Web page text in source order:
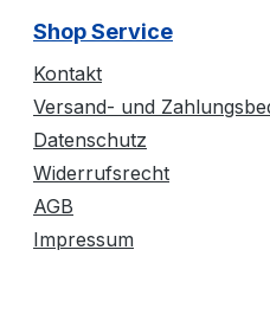
Shop Service
Kontakt
Versand- und
Datenschutz
Widerrufsrecht
AGB
Impressum